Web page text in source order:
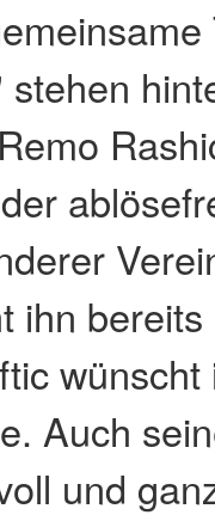
ihn
Auch
und